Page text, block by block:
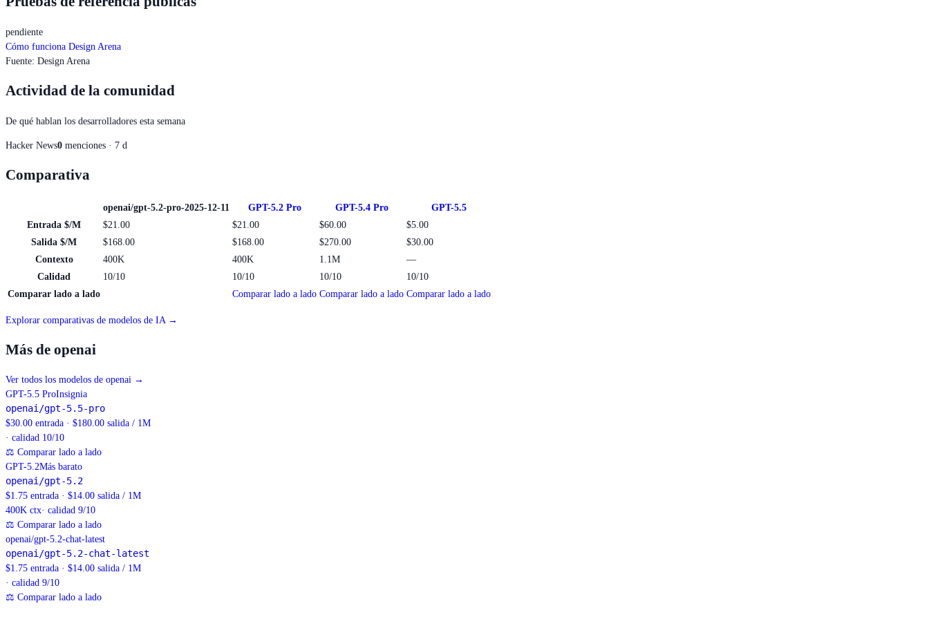
pendiente
Cómo funciona Design Arena
Fuente: Design Arena
Actividad de la comunidad
De qué hablan los desarrolladores esta semana
Hacker News0 menciones · 7 d
Comparativa
openai/gpt-5.2-pro-2025-12-11 GPT-5.2 Pro GPT-5.4 Pro
GPT-5.5
Entrada $/M
$21.00 $21.00 $60.00
$5.00
Salida $/M
$168.00 $168.00 $270.00
$30.00
Contexto
400K 400K 1.1M
—
Calidad
10/10 10/10 10/10
10/10
Comparar lado a lado
Comparar lado a lado Comparar lado a lado Comparar lado a lado
Explorar comparativas de modelos de IA →
Más de openai
Ver todos los modelos de openai →
GPT-5.5 ProInsignia
openai/gpt-5.5-pro
$30.00 entrada · $180.00 salida / 1M
· calidad 10/10
⚖ Comparar lado a lado
GPT-5.2Más barato
openai/gpt-5.2
$1.75 entrada · $14.00 salida / 1M
400K ctx· calidad 9/10
⚖ Comparar lado a lado
openai/gpt-5.2-chat-latest
openai/gpt-5.2-chat-latest
$1.75 entrada · $14.00 salida / 1M
· calidad 9/10
⚖ Comparar lado a lado